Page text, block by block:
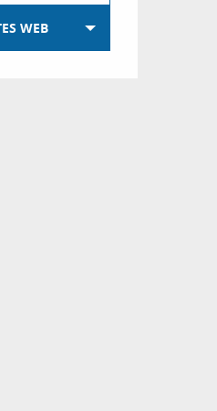
WEB